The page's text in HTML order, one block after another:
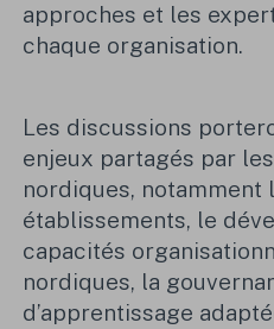
approches et les
chaque organisation.
Les discussions
enjeux partagés par
nordiques,
établissements, le
capacités
nordiques, la
d’apprentissage